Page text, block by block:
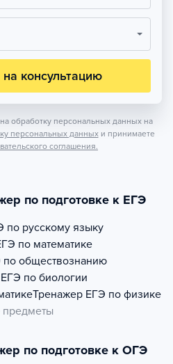
консультацию
обработку персональных данных на
персональных данных и принимаете
соглашения.
по подготовке к ЕГЭ
по русскому языку
по математике
по обществознанию
ЕГЭ по биологии
Тренажер ЕГЭ по физике
предметы
по подготовке к ОГЭ